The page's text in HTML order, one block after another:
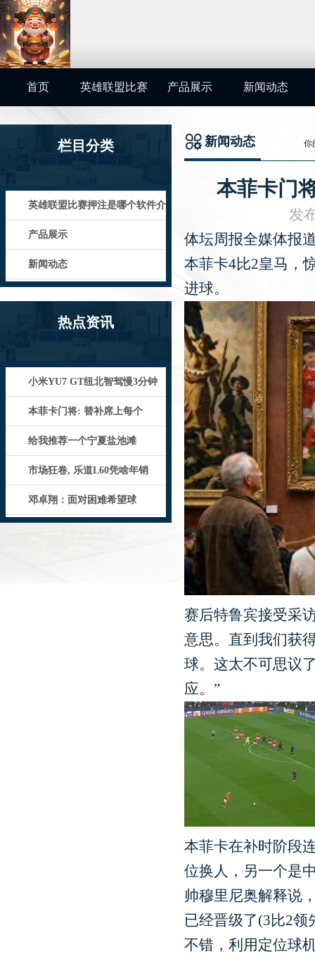
首页 英雄联盟比赛
押注是哪个软
产品展示 新闻动态
栏目分类
英雄联盟比赛押注是哪个软件介
产品展示
新闻动态
热点资讯
小米YU7 GT纽北智驾慢3分钟
本菲卡门将: 替补席上每个
给我推荐一个宁夏盐池滩
市场狂卷, 乐道L60凭啥年销
邓卓翔：面对困难希望球
新闻动态 你
本菲卡门
发
体坛周报全媒体报
本菲卡4比2皇马，
进球。
赛后特鲁宾接受采
意思。直到我们获
球。这太不可思议
应。”
本菲卡在补时阶段
位换人，另一个是
帅穆里尼奥解释说
已经晋级了(3比2
不错，利用定位球